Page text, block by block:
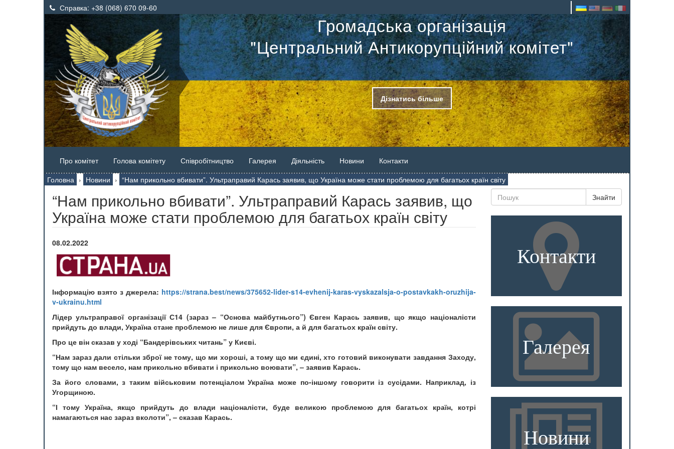
Справка: +38 (068) 670 09-60
Громадська організація
"Центральний Антикорупційний комітет"
Дізнатись більше
Про комітет Голова комітету Співробітництво Галерея Діяльність Новини
Контакти
Головна › Новини › “Нам прикольно вбивати”. Ультраправий Карась заявив, що Україна може стати проблемою для багатьох країн світу
“Нам прикольно вбивати”. Ультраправий Карась заявив, що
Україна може стати проблемою для багатьох країн світу
08.02.2022
Інформацію взято з джерела: https://strana.best/news/375652-lider-s14-evhenij-karas-vyskazalsja-o-postavkakh-oruzhija-
v-ukrainu.html
Лідер ультраправої організації С14 (зараз – “Основа майбутнього”) Євген Карась заявив, що якщо націоналісти
прийдуть до влади, Україна стане проблемою не лише для Європи, а й для багатьох країн світу.
Про це він сказав у ході “Бандерівських читань” у Києві.
“Нам зараз дали стільки зброї не тому, що ми хороші, а тому що ми єдині, хто готовий виконувати завдання Заходу,
тому що нам весело, нам прикольно вбивати і прикольно воювати”, – заявив Карась.
За його словами, з таким військовим потенціалом Україна може по-іншому говорити із сусідами. Наприклад, із
Угорщиною.
“І тому Україна, якщо прийдуть до влади націоналісти, буде великою проблемою для багатьох країн, котрі
намагаються нас зараз вколоти”, – сказав Карась.
Знайти
Контакти
Галерея
Новини